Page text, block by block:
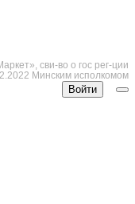
сви-во о гос рег-ции
Минским исполкомом
Войти